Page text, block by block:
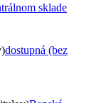
sklade
dostupná (bez